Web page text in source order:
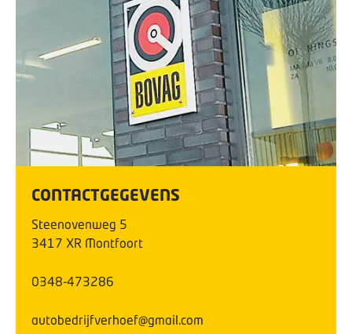
CONTACTGEGEVENS
Steenovenweg 5
3417 XR Montfoort
0348-473286
autobedrijfverhoef@gmail.com